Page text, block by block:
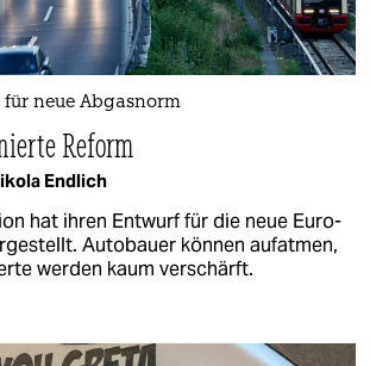
für neue Abgasnorm
Reform
Endlich
hat ihren Entwurf für die neue Euro-
Autobauer können aufatmen,
werden kaum verschärft.